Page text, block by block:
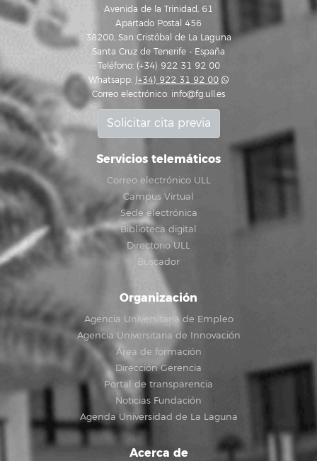
Avenida de la Trinidad, 61
Apartado Postal 456
38200, San Cristóbal de La Laguna
Santa Cruz de Tenerife - España
Teléfono: (+34) 922 31 92 00
Whatsapp: (+34) 922 31 92 00
Correo electrónico: info@fg.ull.es
Solicitar cita previa
Servicios telemáticos
Correo electrónico ULL
Campus Virtual
Sede electrónica
Biblioteca digital
Directorio ULL
Buscador
Organización
Agencia Universitaria de Empleo
Agencia Universitaria de Innovación
Área de formación
Dirección Gerencia
Portal de transparencia
Noticias Fundación
Agenda Universidad de La Laguna
Acerca de